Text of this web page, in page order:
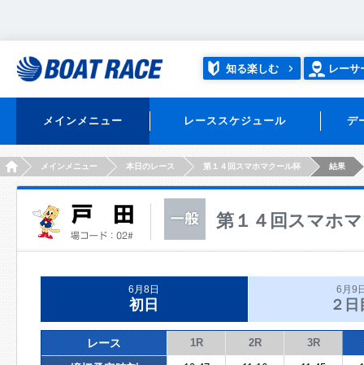
知る楽しむ レーサ
メインメニュー レーススケジュール デ
HOMEメインメニュー 本日のレース 第１４回スマホマクール杯 結果
第１４回スマホ
6月8日
初日
6月9
２日
レース 1R 2R 3R